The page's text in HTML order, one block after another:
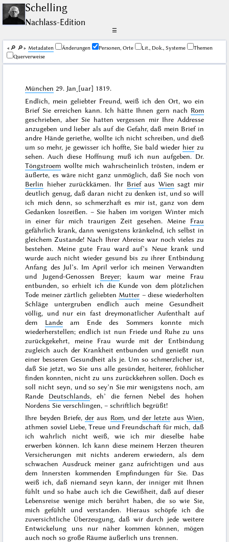
Schelling
Nachlass-Edition
☰
🔎︎ 🔎︎ Me­ta­da­ten Änderungen Personen, Orte Lit., Dok., Systeme
Themen
Querverweise
München 29. Jan˖[uar] 1819.
Endlich, mein geliebter Freund, weiß ich den Ort, wo ein
Brief Sie erreichen kann. Ich hätte Ihnen gern nach Rom
geschrieben, aber Sie hatten vergessen mir Ihre Addresse
anzugeben und lieber als auf die Gefahr, daß mein Brief in
andre Hände geriethe, wollte ich nicht schreiben, und dieß
um so mehr, je gewisser ich hoffte, Sie bald wieder hierzu
sehen. Auch diese Hoffnung muß ich nun aufgeben. Dr.
Töngstroem wollte mich wahrscheinlich trösten, indem er
äußerte, es wäre nicht ganz unmöglich, daß Sie noch von
Berlin hieher zurückkämen. Ihr Briefaus Wien sagt mir
deutlich genug, daß daran nicht zu denken ist, und so will
ich mich denn, so schmerzhaft es mir ist, ganz von dem
Gedanken losreißen. – Sie haben imvorigen Winter mich
in einer für mich traurigen Zeit gesehen. Meine Frau
gefährlich krank, dann wenigstens kränkelnd, ich selbst in
gleichem Zustande! Nach Ihrer Abreise war noch vieles zu
bestehen. Meine gute Frau ward auf’s Neue krank und
wurde auch nicht wieder gesund bis zu ihrer Entbindung
Anfang des Jul’s. Im April verlor ich meinen Verwandten
und Jugend-Genossen Breyer; kaum war meine Frau
entbunden, so erhielt ich die Kunde von dem plötzlichen
Tode meiner zärtlich geliebten Mutter – diese wiederholten
Schläge untergruben endlich auch meine Gesundheit
völlig, und nur ein fast dreymonatlicherAufenthalt auf
dem Landeam Ende des Sommers konnte mich
wiederherstellen; endlich ist nun Friede und Ruhe zu uns
zurückgekehrt, meine Frau wurde mit der Entbindung
zugleich auch der Krankheit entbunden und genießt nun
einer besseren Gesundheit als je. Um so schmerzlicher ist,
daß Sie jetzt, wo Sie uns alle gesünder, heiterer, fröhlicher
finden konnten, nicht zu uns zurückkehren sollen. Doch es
soll nicht seyn, und so sey’n Sie mir wenigstens noch, am
Rande Deutschlands, eh’ die fernen Nebel des hohen
Nordens Sie verschlingen, – schriftlich begrüßt!
Ihre beyden Briefe,der aus Rom, undder letzte aus Wien,
athmen soviel Liebe, Treue und Freundschaft für mich, daß
ich wahrlich nicht weiß, wie ich mir dieselbe habe
erwerben können. Ich kann diese meinem Herzen theuren
Versicherungen mit nichts anderem erwiedern, als dem
schwachen Ausdruck meiner ganz aufrichtigen und aus
dem Innersten kommenden Empfindungen für Sie. Das
weiß ich, daß niemand seyn kann, der inniger mit Ihnen
fühlt und so habe auch ich die Gewißheit, daß auf dieser
Lebensreise wenige mich berührt haben, die so wie Sie,
mich gefühlt und verstanden. Hieraus schöpfe ich die
zuversichtliche Überzeugung, daß wir durch jede weitere
Entwickelung uns nur näher kommen können, mögen
auch noch so große Räume äußerlich uns trennen.